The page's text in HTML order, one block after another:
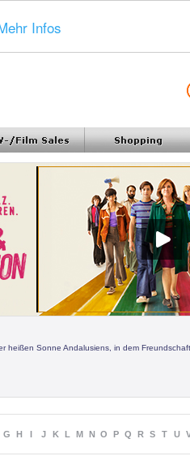
Infos
heißen Sonne Andalusiens, in dem
G H I J K L M N O P Q R S T U